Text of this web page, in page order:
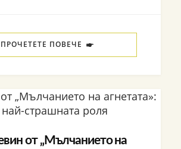
ПРОЧЕТЕТЕ ПОВЕЧЕ
от „Мълчанието на